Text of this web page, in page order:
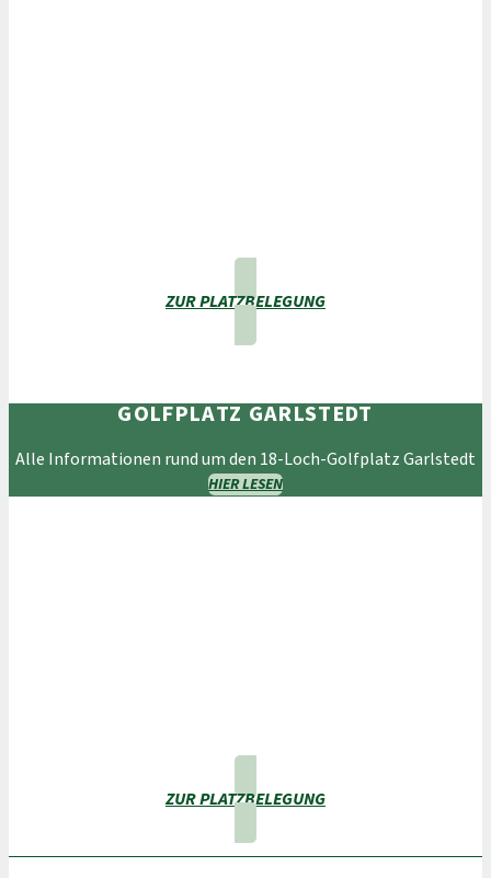
ZUR PLATZBELEGUNG
GOLFPLATZ GARLSTEDT
Alle Informationen rund um den 18-Loch-Golfplatz Garlstedt
HIER LESEN
ZUR PLATZBELEGUNG